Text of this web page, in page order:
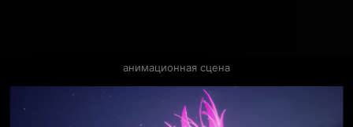
анимационная сцена